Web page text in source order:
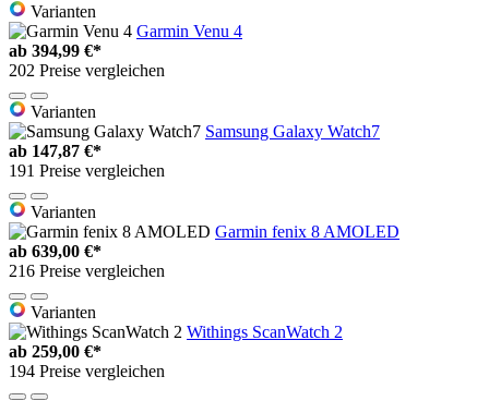
Varianten
Garmin Venu 4
ab 394,99 €*
202 Preise vergleichen
Varianten
Samsung Galaxy Watch7
ab 147,87 €*
191 Preise vergleichen
Varianten
Garmin fenix 8 AMOLED
ab 639,00 €*
216 Preise vergleichen
Varianten
Withings ScanWatch 2
ab 259,00 €*
194 Preise vergleichen